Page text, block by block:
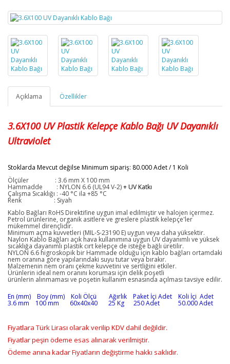
Açıklama Özellikler
3.6X100 UV Plastik Kelepçe Kablo Bağı UV Dayanıklı
Ultraviolet
Stoklarda Mevcut değilse Minimum sipariş: 80.000 Adet / 1 Koli
Ölçüler
: 3.6 mm X 100 mm
Hammadde : NYLON 6.6 (UL94 V-2)+ UV Katkı
Çalışma Sıcaklığı : -40 °C ila +85 °C
Renk
: Siyah
Kablo Bağları RoHS Direktifine uygun imal edilmiştir ve halojen içermez.
Petrol ürünlerine, organik asitlere ve greslere plastik kelepçe'ler
mükemmel dirençlidir.
Minimum açma kuvvetleri (MIL-S-23190 E) uygun veya daha yüksektir.
Naylon Kablo Bağları açık hava kullanımına uygun UV dayanımlı ve yüksek
sıcaklığa dayanımlı plastik cırt kelepçe de isteğe bağlı üretilir.
NYLON 6.6 higroskopik bir Hammade olduğu için kablo bağları ortamdaki
nem oranına göre yapılarındaki suyu tutar veya bırakır.
Malzemenin nem oranı çekme kuvvetini ve sertliğini etkiler.
Ürünlerin ideal nem oranını koruması için delik poşetli
ürünlerin alınmaması ve poşetin kullanım esnasında açılması tavsiye edilir.
En (mm) Boy (mm) Koli Ölçü Ağırlık Paket İçi Adet Koli İçi Adet
3.6 mm 100 mm 60x40x40 25 Kg 250 Adet 50.000 Adet
Fiyatlara Türk Lirası olarak verilip KDV dahil değildir.
Fiyatlar peşin ödeme esas alınarak verilmiştir.
Ödeme anına kadar Fiyatların değiştirme hakkı saklıdır.